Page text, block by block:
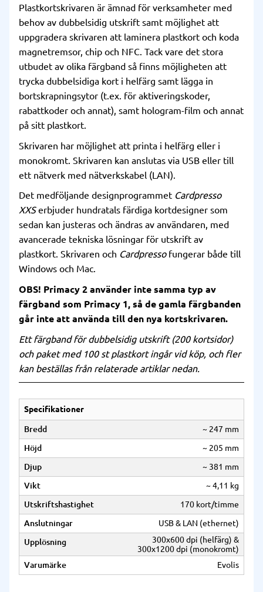
Plastkortskrivaren är ämnad för verksamheter med
behov av dubbelsidig utskrift samt möjlighet att
uppgradera skrivaren att laminera plastkort och koda
magnetremsor, chip och NFC. Tack vare det stora
utbudet av olika färgband så finns möjligheten att
trycka dubbelsidiga kort i helfärg samt lägga in
bortskrapningsytor (t.ex. för aktiveringskoder,
rabattkoder och annat), samt hologram-film och annat
på sitt plastkort.
Skrivaren har möjlighet att printa i helfärg eller i
monokromt. Skrivaren kan anslutas via USB eller till
ett nätverk med nätverkskabel (LAN).
Det medföljande designprogrammet Cardpresso
XXSerbjuder hundratals färdiga kortdesigner som
sedan kan justeras och ändras av användaren, med
avancerade tekniska lösningar för utskrift av
plastkort. Skrivaren och Cardpressofungerar både till
Windows och Mac.
OBS! Primacy 2 använder inte samma typ av
färgband som Primacy 1, så de gamla färgbanden
går inte att använda till den nya kortskrivaren.
Ett färgband för dubbelsidig utskrift (200 kortsidor)
och paket med 100 st plastkort ingår vid köp, och fler
kan beställas från relaterade artiklar nedan.
Specifikationer
Bredd
~ 247 mm
Höjd
~ 205 mm
Djup
~ 381 mm
Vikt
~ 4,11 kg
Utskriftshastighet
170 kort/timme
Anslutningar
USB & LAN (ethernet)
Upplösning
300x600 dpi (helfärg) &
300x1200 dpi (monokromt)
Varumärke
Evolis